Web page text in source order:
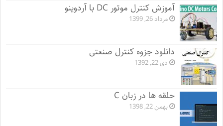
آموزش کنترل موتور DC با آردوینو
مرداد 26, 1399
دانلود جزوه کنترل صنعتی
دی 22, 1392
حلقه ها در زبان C
بهمن 22, 1398